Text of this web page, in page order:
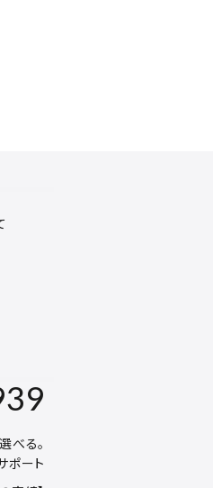
べる。
ポート